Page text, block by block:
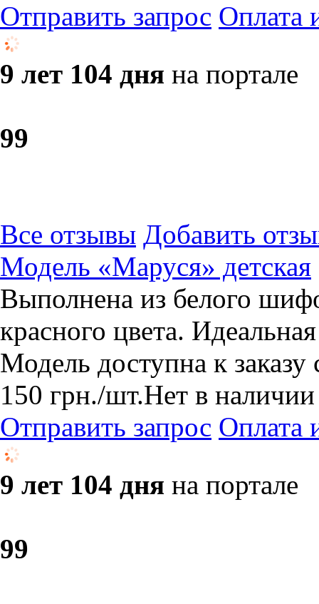
Отправить запрос Оплата
9 лет 104 дня на портале
99
Все отзывы Добавить
Модель «Маруся» детская
​Выполнена из белого
красного цвета.
Модель доступна к
150 грн./шт.Нет в наличии
Отправить запрос Оплата
9 лет 104 дня на портале
99